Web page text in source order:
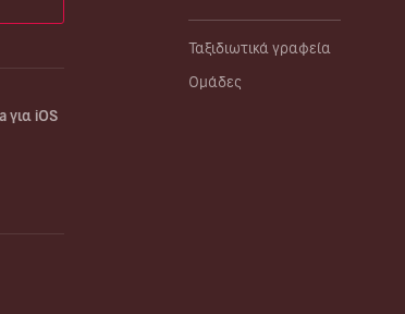
Ταξιδιωτικά γραφεία
Ομάδες
για iOS